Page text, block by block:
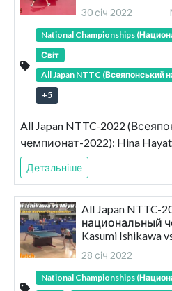
30 січ 2022
National Championships
Світ
All Japan NTTC (Всеяпонський
+5
All Japan NTTC-2022
чемпионат-2022): Hina
Детальніше
All Japan NTTC-
национальный
Kasumi Ishikawa
28 січ 2022
National Championships